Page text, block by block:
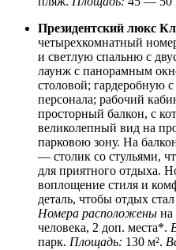
Президентский люкс
четырехкомнатный
и светлую спальню с
лаунж с панорамным
столовой; гардеробную
персонала; рабочий
просторный балкон, с
великолепный вид на
парковою зону. На
— столик со стульями,
для приятного отдыха.
воплощение стиля и
деталь, чтобы отдых
Номера расположены на
человека, 2 доп. места*.
парк. Площадь: 130 м².